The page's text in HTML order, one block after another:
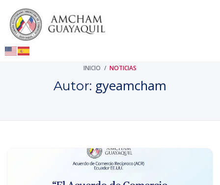
INICIO / NOTICIAS
Autor: gyeamcham